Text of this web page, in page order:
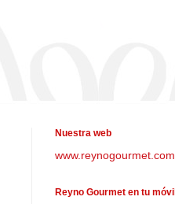
Nuestra web
www.reynogourmet.com
Reyno Gourmet en tu móvil